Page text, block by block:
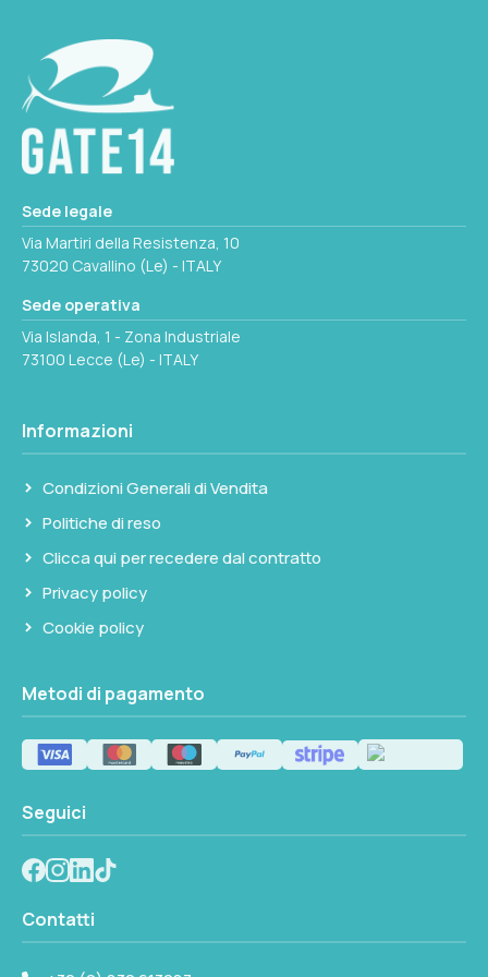
Seleziona questa variante
INTERASSE LONG.
72mm
68.7mm
Sede legale
Via Martiri della Resistenza, 10
73020 Cavallino (Le) - ITALY
Sede operativa
Via Islanda, 1 - Zona Industriale
73100 Lecce (Le) - ITALY
Informazioni
Condizioni Generali di Vendita
Politiche di reso
Clicca qui per recedere dal contratto
Privacy policy
Cookie policy
Metodi di pagamento
Seguici
Contatti